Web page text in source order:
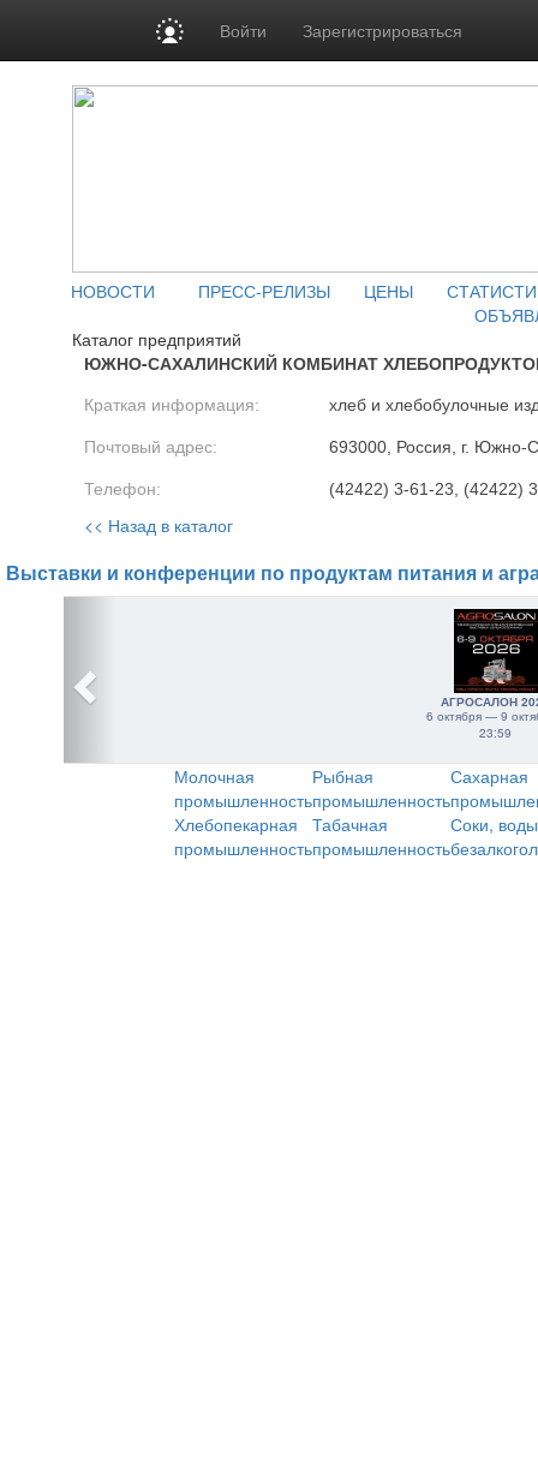
Войти Зарегистрироваться
НОВОСТИ ПРЕСС-РЕЛИЗЫ ЦЕНЫ
Каталог предприятий
ЮЖНО-САХАЛИНСКИЙ КОМБИНАТ
Краткая информация: хлеб и хлебобулочные
Почтовый адрес: 693000, Россия, г. Южно-
Телефон: (42422) 3-61-23, (42422)
<< Назад в каталог
Выставки и конференции по продуктам питания и
АГРОСАЛОН
6 октября — 9
23:59
Молочная
промышленность
Рыбная
промышленность
Сахарная
Хлебопекарная
промышленность
Табачная
промышленность
Соки,